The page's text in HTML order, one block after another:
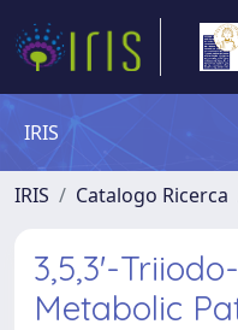
IRIS
IRIS Catalogo Ricerca
3,5,3'-
Metabolic